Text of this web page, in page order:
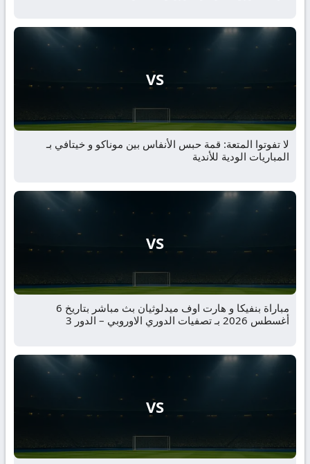
VS
لا تفوتوا المتعة: قمة حبس الأنفاس بين موناكو و خيتافي بـ
المباريات الودية للأندية
VS
مباراة بنفيكا و هارت اوف ميدلوثيان بث مباشر بتاريخ 6
أغسطس 2026 بـ تصفيات الدوري الاوروبي – الدور 3
VS